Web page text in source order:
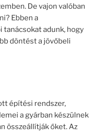
De vajon valóban
Ebben a
adunk, hogy
döntést a jövőbeli
építési rendszer,
a gyárban készülnek
összeállítják őket. Az